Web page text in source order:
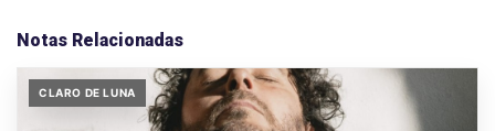
Notas Relacionadas
CLARO DE LUNA